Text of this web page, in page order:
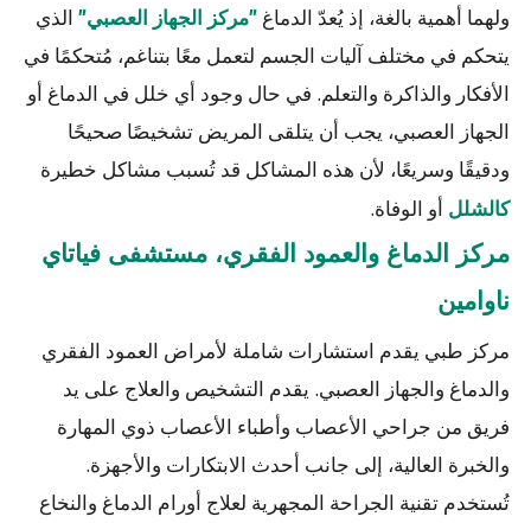
ولهما أهمية بالغة، إذ يُعدّ الدماغ "مركز الجهاز العصبي" الذي
يتحكم في مختلف آليات الجسم لتعمل معًا بتناغم، مُتحكمًا في
الأفكار والذاكرة والتعلم. في حال وجود أي خلل في الدماغ أو
الجهاز العصبي، يجب أن يتلقى المريض تشخيصًا صحيحًا
ودقيقًا وسريعًا، لأن هذه المشاكل قد تُسبب مشاكل خطيرة
كالشلل أو الوفاة.
مركز الدماغ والعمود الفقري، مستشفى فياتاي
ناوامين
مركز طبي يقدم استشارات شاملة لأمراض العمود الفقري
والدماغ والجهاز العصبي. يقدم التشخيص والعلاج على يد
فريق من جراحي الأعصاب وأطباء الأعصاب ذوي المهارة
والخبرة العالية، إلى جانب أحدث الابتكارات والأجهزة.
تُستخدم تقنية الجراحة المجهرية لعلاج أورام الدماغ والنخاع